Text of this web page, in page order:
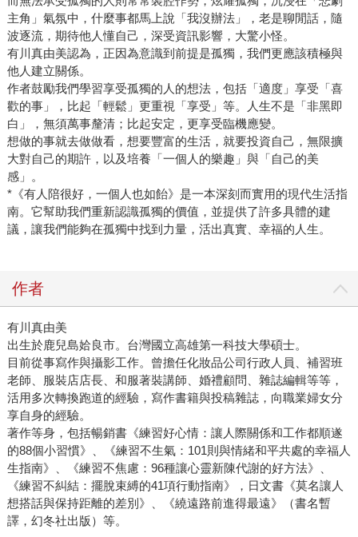
主角」氣氛中，什麼事都馬上說「我沒辦法」，老是聊閒話，隨
波逐流，期待他人懂自己，深受資訊影響，大驚小怪。
有川真由美認為，正因為意識到前提是孤獨，我們更應該積極與
他人建立關係。
作者鼓勵我們學習享受孤獨的人的想法，包括「適度」享受「喜
歡的事」，比起「輕鬆」更重視「享受」等。人生不是「非黑即
白」，無須萬事釐清；比起安定，更享受臨機應變。
想做的事就去做做看，想要豐富的生活，就要投資自己，無限擴
大對自己的期許，以及培養「一個人的樂趣」與「自己的美
感」。
*《有人陪很好，一個人也如飴》是一本深刻而實用的現代生活指
南。它幫助我們重新認識孤獨的價值，並提供了許多具體的建
議，讓我們能夠在孤獨中找到力量，活出真實、幸福的人生。
作者
有川真由美
出生於鹿兒島姶良市。台灣國立高雄第一科技大學碩士。
目前從事寫作與攝影工作。曾擔任化妝品公司行政人員、補習班
老師、服裝店店長、和服著裝講師、婚禮顧問、雜誌編輯等等，
活用多次轉換跑道的經驗，寫作書籍與投稿雜誌，向職業婦女分
享自身的經驗。
著作等身，包括暢銷書《練習好心情：讓人際關係和工作都順遂
的88個小習慣》、《練習不生氣：101則與情緒和平共處的幸福人
生指南》、《練習不焦慮：96種讓心靈新陳代謝的好方法》、
《練習不糾結：擺脫束縛的41項行動指南》，日文書《莫名讓人
想搭話與保持距離的差別》、《繞遠路前進得最遠》（書名暫
譯，幻冬社出版）等。